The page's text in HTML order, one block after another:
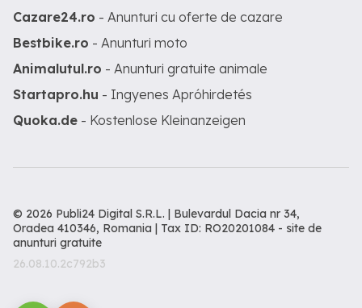
Cazare24.ro - Anunturi cu oferte de cazare
Bestbike.ro - Anunturi moto
Animalutul.ro - Anunturi gratuite animale
Startapro.hu - Ingyenes Apróhirdetés
Quoka.de - Kostenlose Kleinanzeigen
© 2026 Publi24 Digital S.R.L. | Bulevardul Dacia nr 34,
Oradea 410346, Romania | Tax ID: RO20201084 - site de
anunturi gratuite
26.08.10.2c792b3